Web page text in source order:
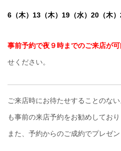
6 （木）13（木） 19（水）20 （木）
事前予約で夜９時までのご来店が
せください。
ご来店時にお待たせすることのな
も事前の来店予約をお勧めしており
また、予約からのご成約でプレゼ